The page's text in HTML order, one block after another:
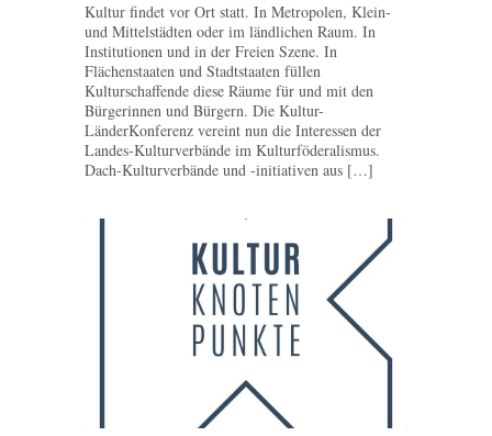
Kultur findet vor Ort statt. In Metropolen, Klein-
und Mittelstädten oder im ländlichen Raum. In
Institutionen und in der Freien Szene. In
Flächenstaaten und Stadtstaaten füllen
Kulturschaffende diese Räume für und mit den
Bürgerinnen und Bürgern. Die Kultur-
LänderKonferenz vereint nun die Interessen der
Landes-Kulturverbände im Kulturföderalismus.
Dach-Kulturverbände und -initiativen aus […]